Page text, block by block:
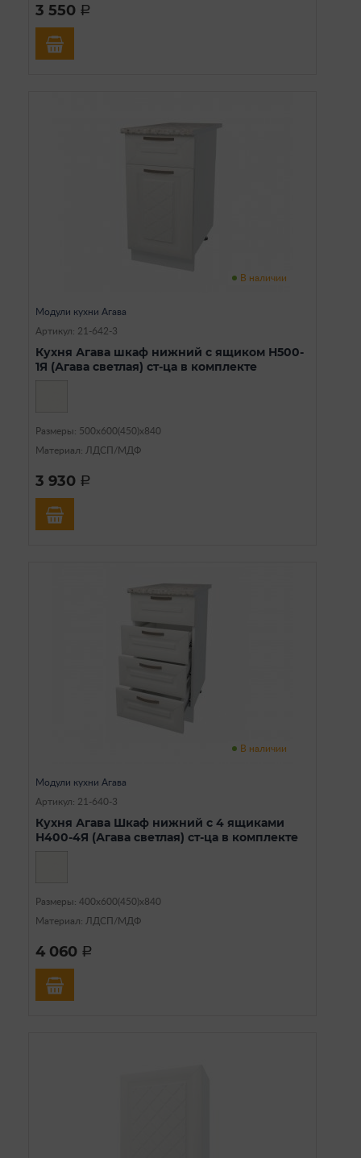
3 550 a
В наличии
Модули кухни Агава
Артикул: 21-642-3
Кухня Агава шкаф нижний с ящиком Н500-
1Я (Агава светлая) ст-ца в комплекте
Размеры: 500х600(450)х840
Материал: ЛДСП/МДФ
3 930 a
В наличии
Модули кухни Агава
Артикул: 21-640-3
Кухня Агава Шкаф нижний с 4 ящиками
Н400-4Я (Агава светлая) ст-ца в комплекте
Размеры: 400х600(450)х840
Материал: ЛДСП/МДФ
4 060 a